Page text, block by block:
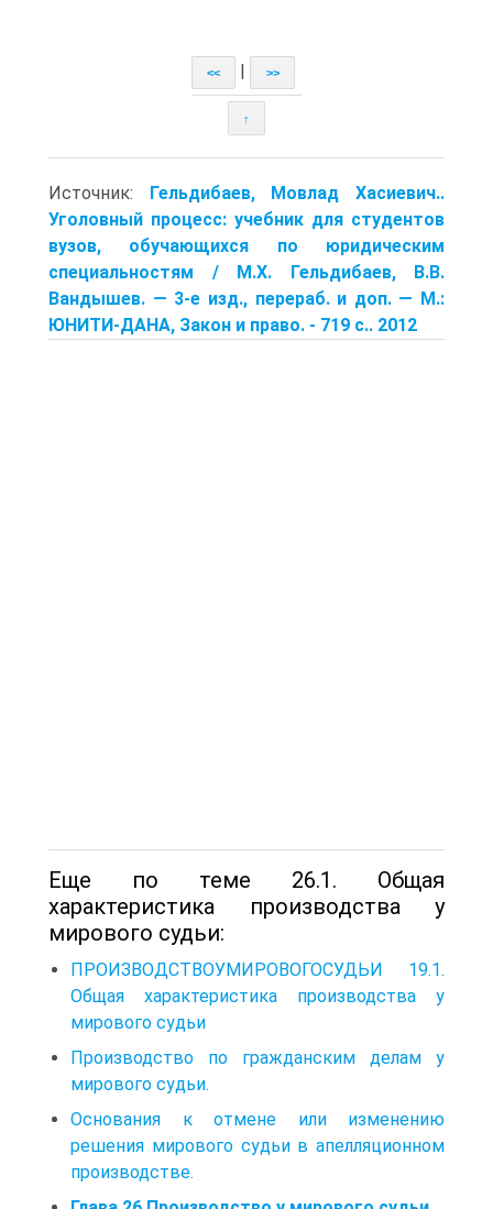
<< >>
↑
Источник: Гельдибаев, Мовлад Хасиевич..
Уголовный процесс: учебник для студентов
вузов, обучающихся по юридическим
специальностям / М.Х. Гельдибаев, В.В.
Вандышев. — 3-е изд., перераб. и доп. — М.:
ЮНИТИ-ДАНА, Закон и право. - 719 с.. 2012
Еще по теме 26.1. Общая
характеристика производства у
мирового судьи:
ПРОИЗВОДСТВОУМИРОВОГОСУДЬИ 19.1.
Общая характеристика производства у
мирового судьи
Производство по гражданским делам у
мирового судьи.
Основания к отмене или изменению
решения мирового судьи в апелляционном
производстве.